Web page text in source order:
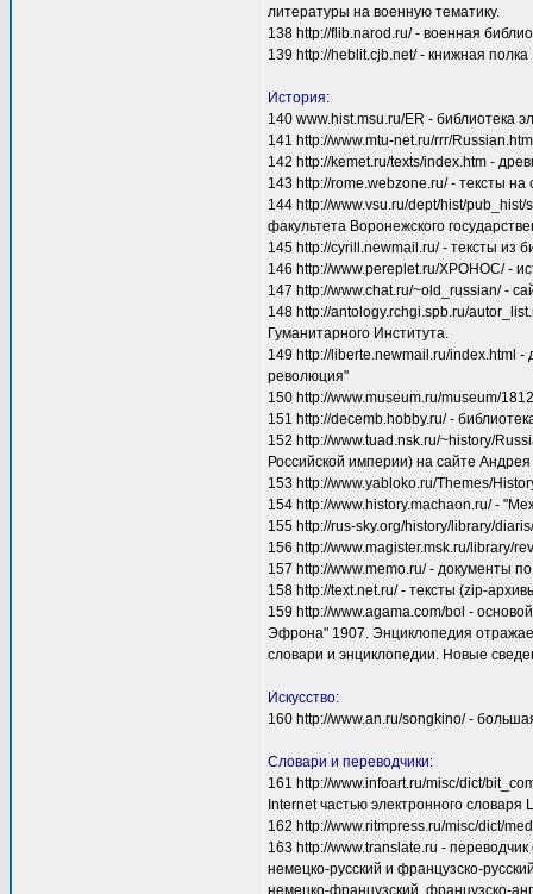
литературы на военную тематику.
138 http://flib.narod.ru/ - военная
139 http://heblit.cjb.net/ - книжная
История:
140 www.hist.msu.ru/ER - библиотека
141 http://www.mtu-net.ru/rrr/
142 http://kemet.ru/texts/index.htm -
143 http://rome.webzone.ru/ - тексты
144 http://www.vsu.ru/dept/hist/pub_hist/
факультета Воронежского
145 http://cyrill.newmail.ru/ - тексты из
146 http://www.pereplet.ru/XPOHOC/ -
147 http://www.chat.ru/~old_russian/ -
148 http://antology.rchgi.spb.ru/
Гуманитарного Института.
149 http://liberte.newmail.ru/index.html
революция"
150 http://www.museum.ru/museum/
151 http://decemb.hobby.ru/ -
152 http://www.tuad.nsk.ru/~history/
Российской империи) на сайте
153 http://www.yabloko.ru/Themes/
154 http://www.history.machaon.ru/ -
155 http://rus-sky.org/history/library/
156 http://www.magister.msk.ru/library/
157 http://www.memo.ru/ - документы
158 http://text.net.ru/ - тексты (zip-
159 http://www.agama.com/bol -
Эфрона" 1907. Энциклопедия
словари и энциклопедии. Новые
Искусство:
160 http://www.an.ru/songkino/ -
Словари и переводчики:
161 http://www.infoart.ru/misc/dict/
Internet частью электронного словаря
162 http://www.ritmpress.ru/misc/dict/
163 http://www.translate.ru -
немецко-русский и французско-
немецко-французский, французско-